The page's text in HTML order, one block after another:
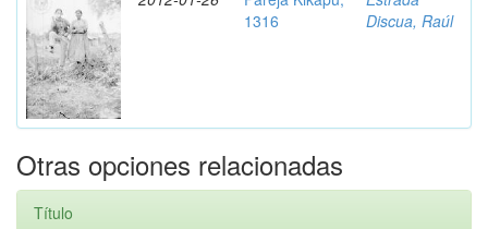
1316
Discua, Raúl
Otras opciones relacionadas
Título